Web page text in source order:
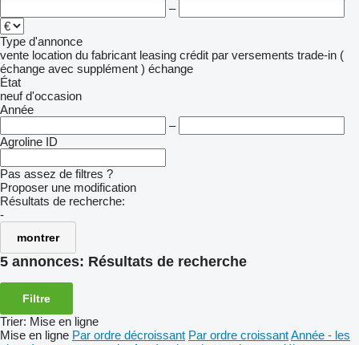
–
Type d'annonce
vente location du fabricant leasing crédit par versements trade-in (
échange avec supplément ) échange
État
neuf d'occasion
Année
–
Agroline ID
Pas assez de filtres ?
Proposer une modification
Résultats de recherche:
-
montrer
5 annonces: Résultats de recherche
Filtre
Trier: Mise en ligne
Mise en ligne Par ordre décroissant Par ordre croissantAnnée - les